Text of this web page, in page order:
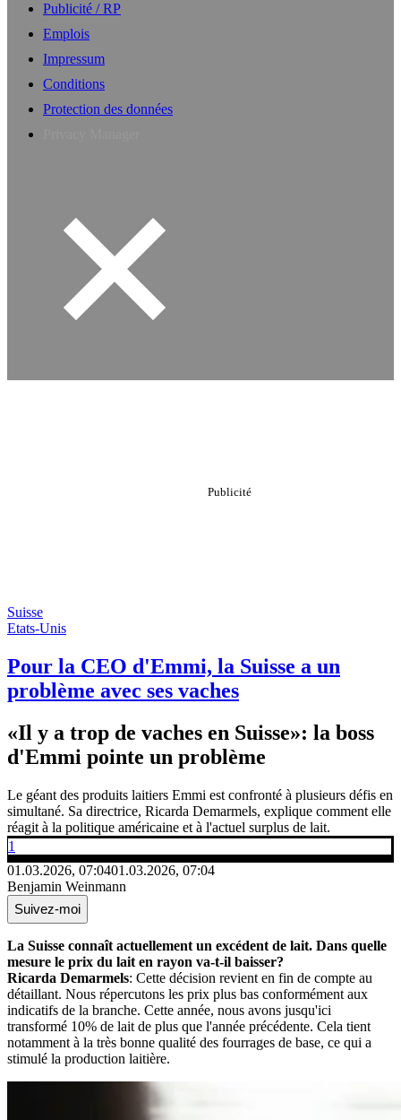
Publicité / RP
Emplois
Impressum
Conditions
Protection des données
Suisse
Etats-Unis
Pour la CEO d'Emmi, la Suisse a un
problème avec ses vaches
«Il y a trop de vaches en Suisse»: la boss
d'Emmi pointe un problème
Le géant des produits laitiers Emmi est confronté à plusieurs défis en
simultané. Sa directrice, Ricarda Demarmels, explique comment elle
réagit à la politique américaine et à l'actuel surplus de lait.
1
01.03.2026, 07:0401.03.2026, 07:04
Benjamin Weinmann
Suivez-moi
La Suisse connaît actuellement un excédent de lait. Dans quelle
mesure le prix du lait en rayon va-t-il baisser?
Ricarda Demarmels: Cette décision revient en fin de compte au
détaillant. Nous répercutons les prix plus bas conformément aux
indicatifs de la branche. Cette année, nous avons jusqu'ici
transformé 10% de lait de plus que l'année précédente. Cela tient
notamment à la très bonne qualité des fourrages de base, ce qui a
stimulé la production laitière.